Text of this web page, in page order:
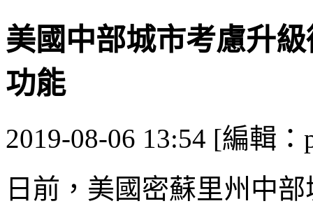
美國中部城市考慮升
功能
2019-08-06 13:54 [編輯：
日前，美國密蘇里州中